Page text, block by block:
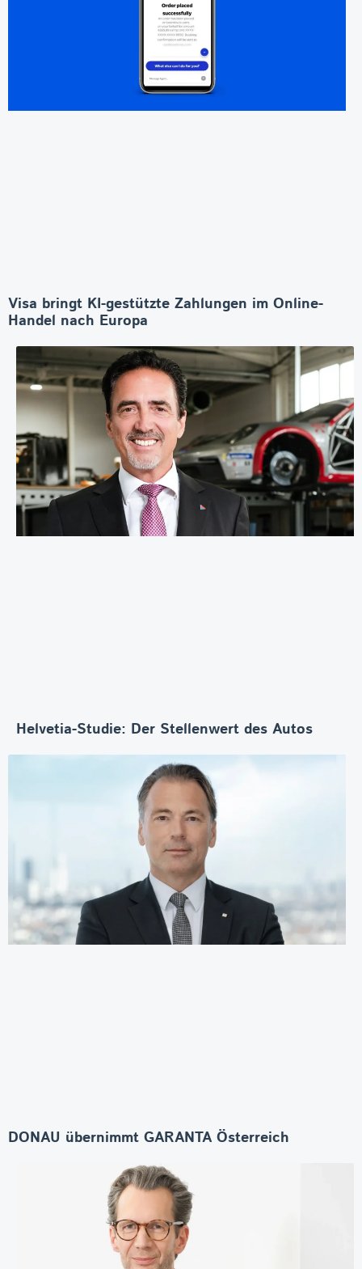
Visa bringt KI-gestützte Zahlungen im Online-
Handel nach Europa
Helvetia-Studie: Der Stellenwert des Autos
DONAU übernimmt GARANTA Österreich